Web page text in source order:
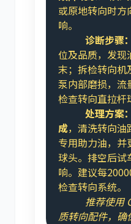
或原地转向时
响。
诊断步骤：
位及品质，发现
末；拆检转向机
泵内部磨损，流
检查转向直拉杆
处理方案：
成，清洗转向油
专用助力油，并
球头。排空后试
响。建议每
检查转向系统。
推荐使用
质转向配件，确